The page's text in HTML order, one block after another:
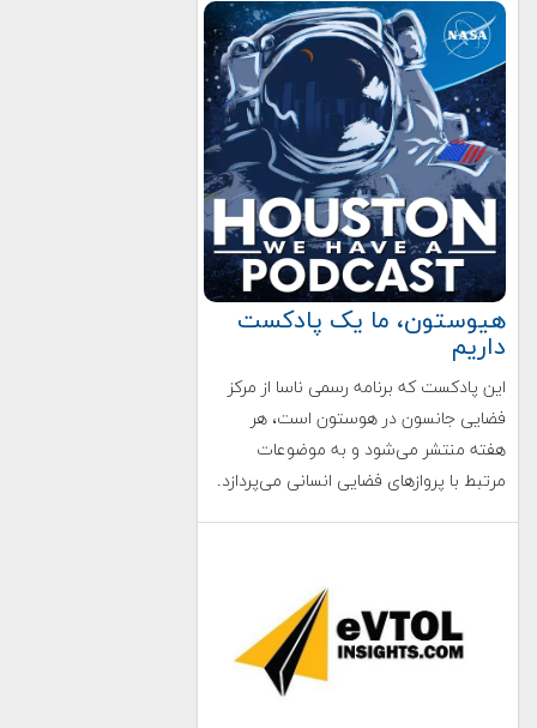
هیوستون، ما یک پادکست
داریم
این پادکست که برنامه رسمی ناسا از مرکز
فضایی جانسون در هوستون است، هر
هفته منتشر می‌شود و به موضوعات
مرتبط با پروازهای فضایی انسانی می‌پردازد.